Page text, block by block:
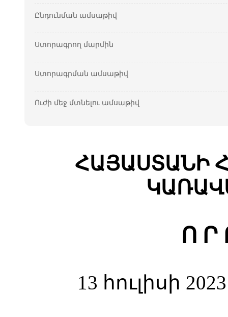
Ընդունման ամսաթիվ
Ստորագրող մարմին
Ստորագրման ամսաթիվ
Ուժի մեջ մտնելու ամսաթիվ
ՀԱՅԱՍՏԱՆԻ
Ո Ր
13 հուլիսի